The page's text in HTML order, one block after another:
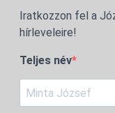
Iratkozzon fel a
hírleveleire!
Teljes név